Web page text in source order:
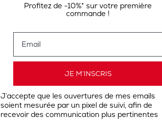
Profitez de -10%* sur votre première
commande !
JE M’INSCRIS
J’accepte que les ouvertures de mes emails
soient mesurée par un pixel de suivi, afin de
recevoir des communication plus pertinentes